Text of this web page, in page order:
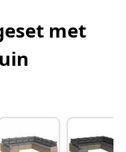
met